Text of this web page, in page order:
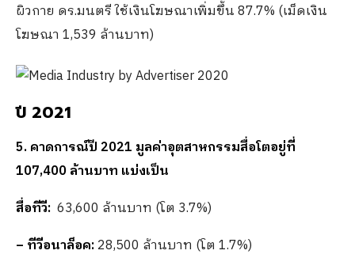
ผิวกาย ดร.มนตรี ใช้เงินโฆษณาเพิ่มขึ้น 87.7% (เม็ดเงิน
โฆษณา 1,539 ล้านบาท)​
ปี 2021
5. คาดการณ์ปี 2021 มูลค่าอุตสาหกรรมสื่อโตอยู่ที่
107,400 ล้านบาท แบ่งเป็น
สื่อทีวี: 63,600 ล้านบาท (โต 3.7%)
– ทีวีอนาล็อค:28,500 ล้านบาท (โต 1.7%)